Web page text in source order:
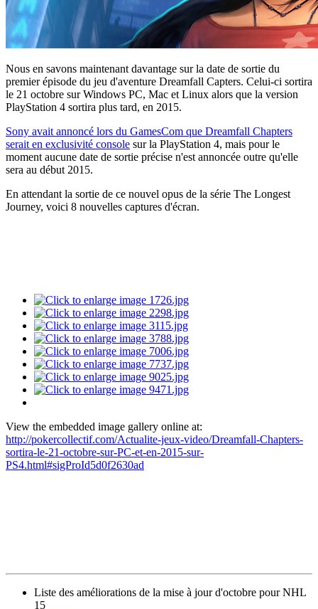
Nous en savons maintenant davantage sur la date de sortie du
premier épisode du jeu d'aventure Dreamfall Capters. Celui-ci sortira
le 21 octobre sur Windows PC, Mac et Linux alors que la version
PlayStation 4 sortira plus tard, en 2015.
Sony avait annoncé lors du GamesCom que Dreamfall Chapters
serait en exclusivité console sur la PlayStation 4, mais pour le
moment aucune date de sortie précise n'est annoncée outre qu'elle
sera au début 2015.
En attendant la sortie de ce nouvel opus de la série The Longest
Journey, voici 8 nouvelles captures d'écran.
View the embedded image gallery online at:
http://pokercollectif.com/Actualite-jeux-video/Dreamfall-Chapters-
sortira-le-21-octobre-sur-PC-et-en-2015-sur-
PS4.html#sigProId5d0f2630ad
Liste des améliorations de la mise à jour d'octobre pour NHL
15